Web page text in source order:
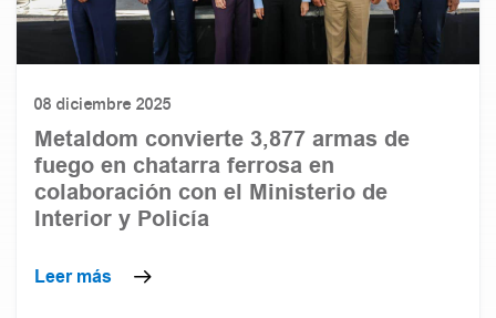
08 diciembre 2025
Metaldom convierte 3,877 armas de
fuego en chatarra ferrosa en
colaboración con el Ministerio de
Interior y Policía
Leer más